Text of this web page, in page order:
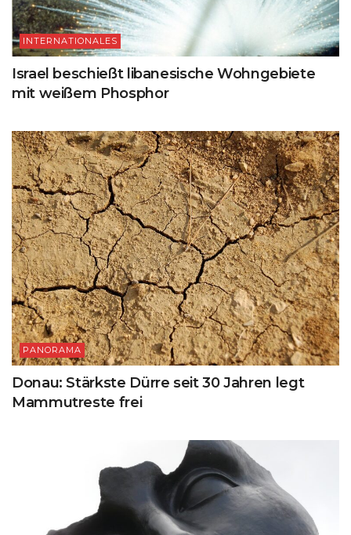
INTERNATIONALES
Israel beschießt libanesische Wohngebiete
mit weißem Phosphor
PANORAMA
Donau: Stärkste Dürre seit 30 Jahren legt
Mammutreste frei